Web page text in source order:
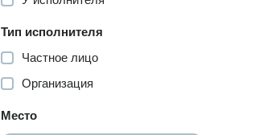
Тип исполнителя
Частное лицо
Организация
Место